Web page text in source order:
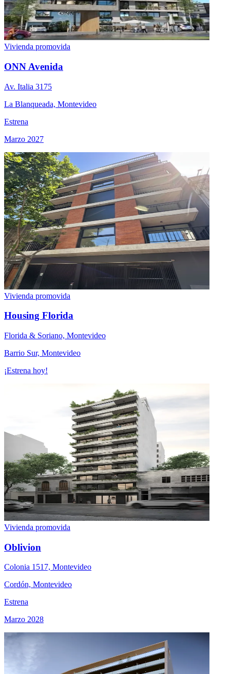
Vivienda promovida
ONN Avenida
Av. Italia 3175
La Blanqueada, Montevideo
Estrena
Marzo 2027
Vivienda promovida
Housing Florida
Florida & Soriano, Montevideo
Barrio Sur, Montevideo
¡Estrena hoy!
Vivienda promovida
Oblivion
Colonia 1517, Montevideo
Cordón, Montevideo
Estrena
Marzo 2028